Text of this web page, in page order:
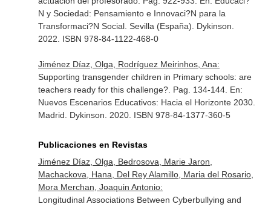
N y Sociedad: Pensamiento e Innovaci?N para la
Transformaci?N Social. Sevilla (España). Dykinson.
2022. ISBN 978-84-1122-468-0
Jiménez Díaz, Olga, Rodríguez Meirinhos, Ana:
Supporting transgender children in Primary schools: are
teachers ready for this challenge?. Pag. 134-144. En:
Nuevos Escenarios Educativos: Hacia el Horizonte 2030.
Madrid. Dykinson. 2020. ISBN 978-84-1377-360-5
Publicaciones en Revistas
Jiménez Díaz, Olga, Bedrosova, Marie Jaron,
Machackova, Hana, Del Rey Alamillo, Maria del Rosario,
Mora Merchan, Joaquin Antonio:
Longitudinal Associations Between Cyberbullying and